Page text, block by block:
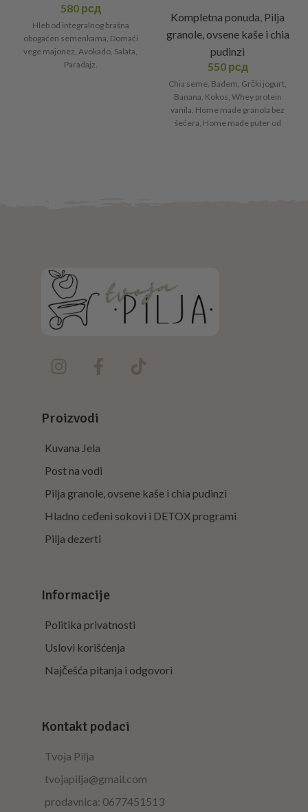
580 рсд
Hleb od integralnog brašna
obogaćen semenkama, Domaći
vege majonez, Avokado, Salata,
Paradajz.
Kompletna ponuda Pilja
granole, ovsene kaše i chia
pudinzi
550 рсд
Chia seme, Badem, Grčki jogurt,
Banana, Kokos, Whey protein
vanila, Home made granola bez
šećera, Home made puter od
Proizvodi
Kuvana Jela
Post na vodi
Pilja granole, ovsene kaše i chia pudinzi
Hladno ceđeni sokovi i DETOX programi
Pilja dezerti
Informacije
Politika privatnosti
Uslovi korišćenja
Najčešća pitanja i odgovori
Kontakt podaci
Tvoja Pilja
tvojapilja@gmail.com
prodavnica: 0677451513